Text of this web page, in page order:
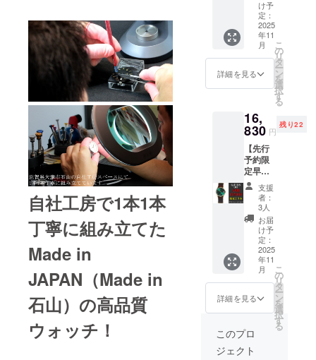
自社工房で1本1本
丁寧に組み立てた
Made in
JAPAN（Made in
石山）の高品質
ウォッチ！
請求書
発行事
業者登
録番
号：あ
り （適
格請求
事業者
登録番
号の記
載のあ
るイン
ボイス
が必要
な場合
は、
メッ
セージ
にて実
行者に
直接お
問合せ
くださ
い） イ
ンボイ
ス（適
格請求
書）：
対応可
を記載
してく
ださ
い。
（例：
子）。
」 適格
発行事
業者登
録番
号：あ
り （適
格請求
書発行
事業者
登録番
号の記
載のあ
るイン
ボイス
が必要
な場合
は、
メッ
セージ
にて実
行者に
直接お
問合せ
円（税
込・送
料込）
＜一般
格
19,800
料込)＞
※ 割引
率は一
般販売
予定価
格に送
料を含
む合計
金額に
対する
もので
す。 ※
ご注文
状況、
製造工
都合等
により
期が遅
れる場
ませ。
◆2025
年11月
末頃の
お届け
す◆ 先
行予約
15％OF
F 一般
予定販
売価格
19,800
円（税
込・送
料込）
16,830
円（税
込・送
料込）
＜一般
格
19,800
込・送
料込)＞
※ 割引
ポスト
でのポ
スト投
函によ
るお届
けとな
りま
回のリ
ターン
品には
手提げ
袋は付
属致し
ません
のでご
了承く
ださい
ませ。
◆2025
年11月
末頃の
お届け
す◆ 先
行予約
割
15％OF
F 一般
ベー
ジュ×
ゴール
ド 栃
木レ
ザー 本
革ベル
本 付属
品：専
クス、
保証書
※弊社送
料負担
軽減の
ためク
リック
ポスト
でのポ
スト投
函によ
るお届
けとな
りま
め、今
ターン
モール
セコン
ド 日本
製腕時
計 ブ
ラック×
ゴール
ド JIOS
時計
クォー
ツ ス
モール
セコン
ド 栃木
レザー
バンド
ラー：
ブラッ
ク×ゴー
ルド
栃木レ
ザー 本
革ベル
ト（ブ
ク） 1
本 付属
用ボッ
け予
定：
2025
年11
月
詳細を見る
こ
の
リ
タ
ー
ン
を
選
択
す
る
16,
830 円
残り22
【先行
予約限
定早割
15％オ
フ】限
定25
本！ス
モール
セコン
ド 日本
製腕時
計 グ
リーン×
ゴール
ド JIOS
本製腕
時計
クォー
支援
者：
3人
お届
け予
定：
2025
年11
月
詳細を見る
こ
の
リ
タ
ー
ン
を
選
択
す
る
このプロ
ジェクト